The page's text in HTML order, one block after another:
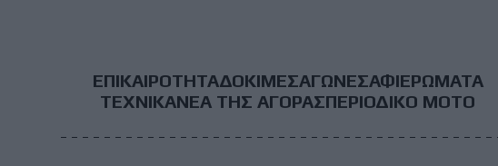
Footer
Main
ΕΠΙΚΑΙΡΟΤΗΤΑΔΟΚΙΜΕΣΑΓΩΝΕΣΑΦΙΕΡΩΜΑΤΑ
ΤΕΧΝΙΚΑΝΕΑ ΤΗΣ ΑΓΟΡΑΣΠΕΡΙΟΔΙΚΟ ΜΟΤΟ